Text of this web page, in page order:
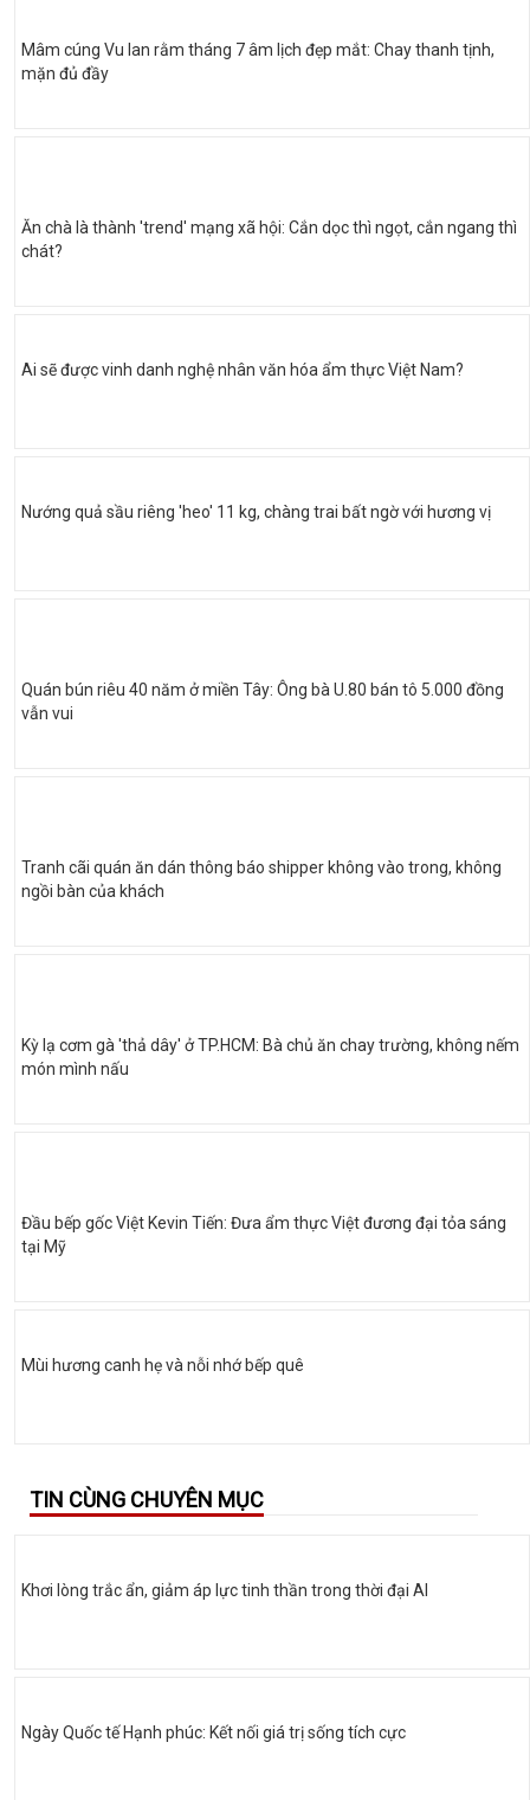
Mâm cúng Vu lan rằm tháng 7 âm lịch đẹp mắt: Chay thanh tịnh,
mặn đủ đầy
Ăn chà là thành 'trend' mạng xã hội: Cắn dọc thì ngọt, cắn ngang thì
chát?
Ai sẽ được vinh danh nghệ nhân văn hóa ẩm thực Việt Nam?
Nướng quả sầu riêng 'heo' 11 kg, chàng trai bất ngờ với hương vị
Quán bún riêu 40 năm ở miền Tây: Ông bà U.80 bán tô 5.000 đồng
vẫn vui
Tranh cãi quán ăn dán thông báo shipper không vào trong, không
ngồi bàn của khách
Kỳ lạ cơm gà 'thả dây' ở TP.HCM: Bà chủ ăn chay trường, không nếm
món mình nấu
Đầu bếp gốc Việt Kevin Tiến: Đưa ẩm thực Việt đương đại tỏa sáng
tại Mỹ
Mùi hương canh hẹ và nỗi nhớ bếp quê
TIN CÙNG CHUYÊN MỤC
Khơi lòng trắc ẩn, giảm áp lực tinh thần trong thời đại AI
Ngày Quốc tế Hạnh phúc: Kết nối giá trị sống tích cực